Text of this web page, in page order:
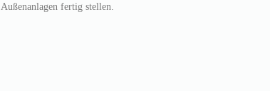
Außenanlagen fertig stellen.